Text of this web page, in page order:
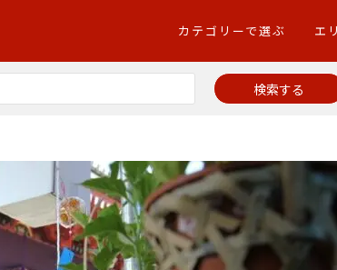
カテゴリーで選ぶ エ